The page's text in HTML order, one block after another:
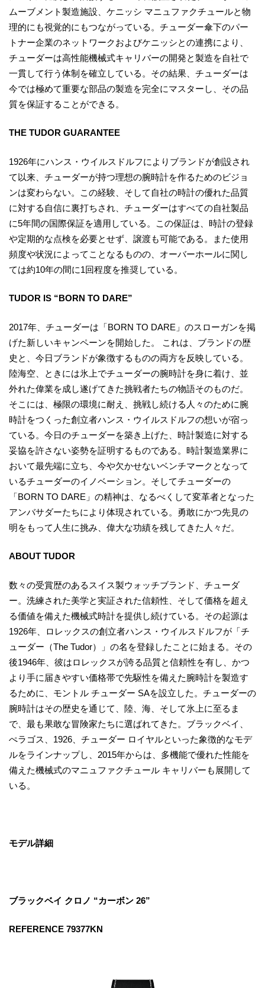
ムーブメント製造施設、ケニッシ マニュファクチュールと物
理的にも視覚的にもつながっている。チューダー傘下のパー
トナー企業のネットワークおよびケニッシとの連携により、
チューダーは高性能機械式キャリバーの開発と製造を自社で
一貫して行う体制を確立している。その結果、チューダーは
今では極めて重要な部品の製造を完全にマスターし、その品
質を保証することができる。
THE TUDOR GUARANTEE
1926年にハンス・ウイルスドルフによりブランドが創設され
て以来、チューダーが持つ理想の腕時計を作るためのビジョ
ンは変わらない。この経験、そして自社の時計の優れた品質
に対する自信に裏打ちされ、チューダーはすべての自社製品
に5年間の国際保証を適用している。この保証は、時計の登録
や定期的な点検を必要とせず、譲渡も可能である。また使用
頻度や状況によってことなるものの、オーバーホールに関し
ては約10年の間に1回程度を推奨している。
TUDOR IS “BORN TO DARE”
2017年、チューダーは「BORN TO DARE」のスローガンを掲
げた新しいキャンペーンを開始した。 これは、ブランドの歴
史と、今日ブランドが象徴するものの両方を反映している。
陸海空、ときには氷上でチューダーの腕時計を身に着け、並
外れた偉業を成し遂げてきた挑戦者たちの物語そのものだ。
そこには、極限の環境に耐え、挑戦し続ける人々のために腕
時計をつくった創立者ハンス・ウイルスドルフの想いが宿っ
ている。今日のチューダーを築き上げた、時計製造に対する
妥協を許さない姿勢を証明するものである。時計製造業界に
おいて最先端に立ち、今や欠かせないベンチマークとなって
いるチューダーのイノベーション。そしてチューダーの
「BORN TO DARE」の精神は、なるべくして変革者となった
アンバサダーたちにより体現されている。勇敢にかつ先見の
明をもって人生に挑み、偉大な功績を残してきた人々だ。
ABOUT TUDOR
数々の受賞歴のあるスイス製ウォッチブランド、チューダ
ー。洗練された美学と実証された信頼性、そして価格を超え
る価値を備えた機械式時計を提供し続けている。その起源は
1926年、ロレックスの創立者ハンス・ウイルスドルフが「チ
ューダー（The Tudor）」の名を登録したことに始まる。その
後1946年、彼はロレックスが誇る品質と信頼性を有し、かつ
より手に届きやすい価格帯で先駆性を備えた腕時計を製造す
るために、モントル チューダー SAを設立した。チューダーの
腕時計はその歴史を通じて、陸、海、そして氷上に至るま
で、最も果敢な冒険家たちに選ばれてきた。ブラックベイ、
ぺラゴス、1926、チューダー ロイヤルといった象徴的なモデ
ルをラインナップし、2015年からは、多機能で優れた性能を
備えた機械式のマニュファクチュール キャリバーも展開して
いる。
モデル詳細
ブラックベイ クロノ “カーボン 26”
REFERENCE 79377KN